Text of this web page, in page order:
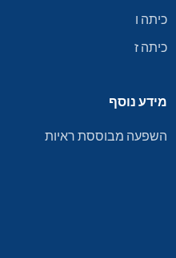
כיתה ו
כיתה ז
מידע נוסף
השפעה מבוססת ראיות